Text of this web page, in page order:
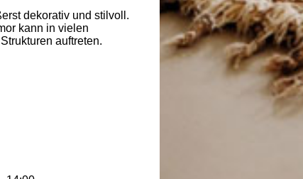
dekorativ und stilvoll.
kann in vielen
auftreten.